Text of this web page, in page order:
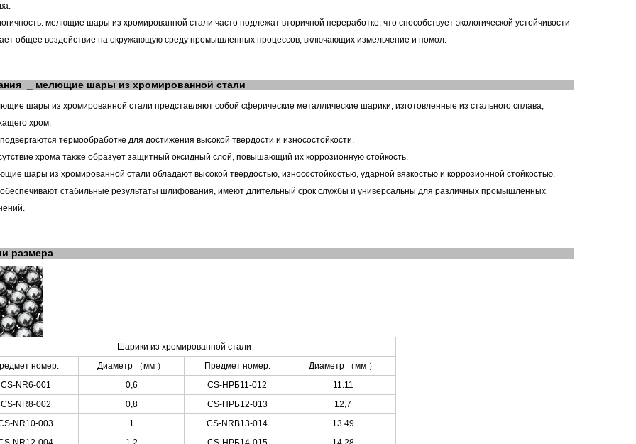
мелющие шары из хромированной стали часто подлежат вторичной переработке, что способствует экологической устойчивости
общее воздействие на окружающую среду промышленных процессов, включающих измельчение и помол.
мелющие шары из хромированной стали
шары из хромированной стали представляют собой сферические металлические шарики, изготовленные из стального сплава,
хром.
термообработке для достижения высокой твердости и износостойкости.
хрома также образует защитный оксидный слой, повышающий их коррозионную стойкость.
шары из хромированной стали обладают высокой твердостью, износостойкостью, ударной вязкостью и коррозионной стойкостью.
стабильные результаты шлифования, имеют длительный срок службы и универсальны для различных промышленных
размера
Шарики из хромированной стали
номер.
Диаметр （мм ） Предмет номер. Диаметр （мм ）
CS-NR6-001
0,6 CS-НРБ11-012
11.11
CS-NR8-002
0,8 CS-НРБ12-013
12,7
NR10-003
1 CS-NRB13-014
13.49